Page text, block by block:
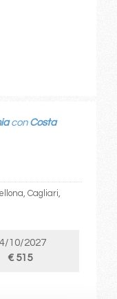
con Costa
Cagliari,
10/2027
€ 515